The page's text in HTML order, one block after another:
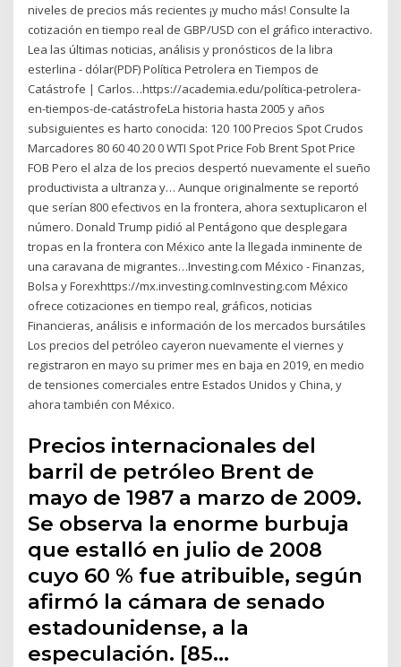
niveles de precios más recientes ¡y mucho más! Consulte la
cotización en tiempo real de GBP/USD con el gráfico interactivo.
Lea las últimas noticias, análisis y pronósticos de la libra
esterlina - dólar(PDF) Política Petrolera en Tiempos de
Catástrofe | Carlos…https://academia.edu/política-petrolera-
en-tiempos-de-catástrofeLa historia hasta 2005 y años
subsiguientes es harto conocida: 120 100 Precios Spot Crudos
Marcadores 80 60 40 20 0 WTI Spot Price Fob Brent Spot Price
FOB Pero el alza de los precios despertó nuevamente el sueño
productivista a ultranza y… Aunque originalmente se reportó
que serían 800 efectivos en la frontera, ahora sextuplicaron el
número. Donald Trump pidió al Pentágono que desplegara
tropas en la frontera con México ante la llegada inminente de
una caravana de migrantes…Investing.com México - Finanzas,
Bolsa y Forexhttps://mx.investing.comInvesting.com México
ofrece cotizaciones en tiempo real, gráficos, noticias
Financieras, análisis e información de los mercados bursátiles
Los precios del petróleo cayeron nuevamente el viernes y
registraron en mayo su primer mes en baja en 2019, en medio
de tensiones comerciales entre Estados Unidos y China, y
ahora también con México.
Precios internacionales del
barril de petróleo Brent de
mayo de 1987 a marzo de 2009.
Se observa la enorme burbuja
que estalló en julio de 2008
cuyo 60 % fue atribuible, según
afirmó la cámara de senado
estadounidense, a la
especulación. [85…